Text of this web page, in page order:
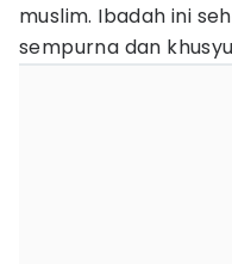
muslim. Ibadah ini
sempurna dan